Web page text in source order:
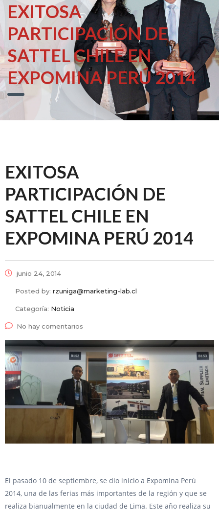
EXITOSA
PARTICIPACIÓN DE
SATTEL CHILE EN
EXPOMINA PERÚ 2014
EXITOSA
PARTICIPACIÓN DE
SATTEL CHILE EN
EXPOMINA PERÚ 2014
junio 24, 2014
Posted by: rzuniga@marketing-lab.cl
Categoría: Noticia
No hay comentarios
El pasado 10 de septiembre, se dio inicio a Expomina Perú
2014, una de las ferias más importantes de la región y que se
realiza bianualmente en la ciudad de Lima. Este año realiza su